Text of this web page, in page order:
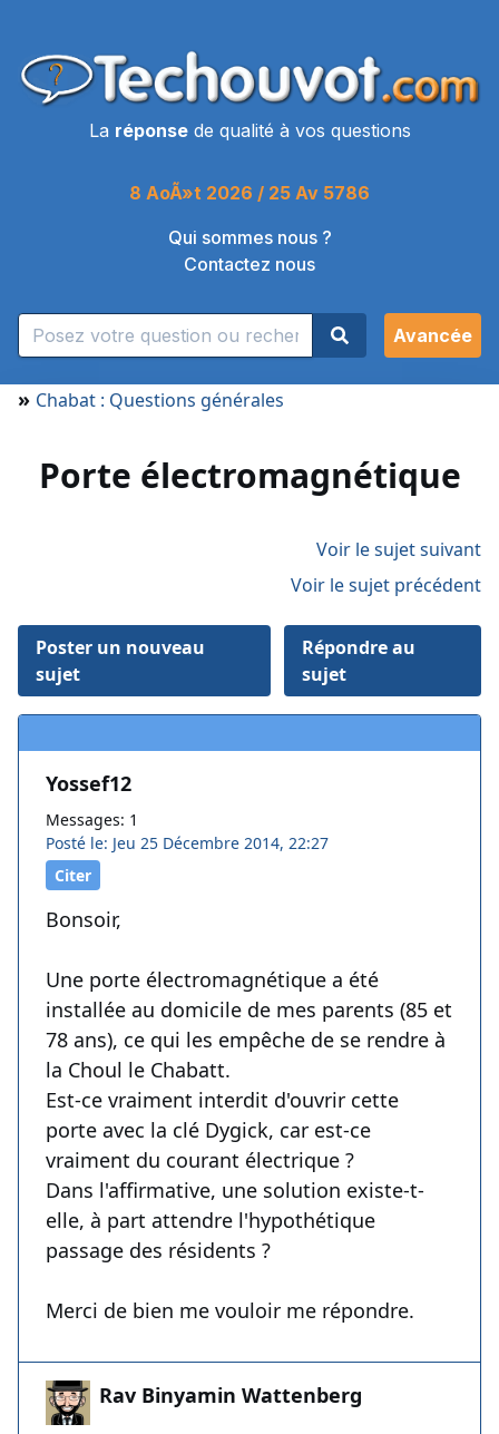
La réponsede qualité à vos questions
8 AoÃ»t 2026 / 25 Av 5786
Qui sommes nous ?
Contactez nous
Avancée
» Chabat : Questions générales
Porte électromagnétique
Voir le sujet suivant
Voir le sujet précédent
Poster un nouveau
sujet
Répondre au
sujet
Yossef12
Messages: 1
Posté le: Jeu 25 Décembre 2014, 22:27
Citer
Bonsoir,
Une porte électromagnétique a été
installée au domicile de mes parents (85 et
78 ans), ce qui les empêche de se rendre à
la Choul le Chabatt.
Est-ce vraiment interdit d'ouvrir cette
porte avec la clé Dygick, car est-ce
vraiment du courant électrique ?
Dans l'affirmative, une solution existe-t-
elle, à part attendre l'hypothétique
passage des résidents ?
Merci de bien me vouloir me répondre.
Rav Binyamin Wattenberg